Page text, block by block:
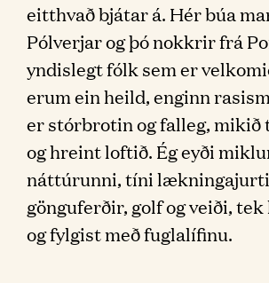
eitthvað bjátar á. Hér búa
Pólverjar og þó nokkrir frá
yndislegt fólk sem er
erum ein heild, enginn
er stórbrotin og falleg, mikið
og hreint loftið. Ég eyði
náttúrunni, tíni
gönguferðir, golf og veiði,
og fylgist með fuglalífinu.